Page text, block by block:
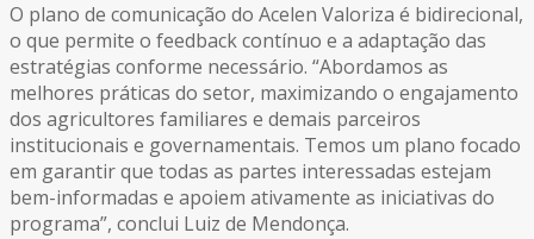
O plano de comunicação do Acelen Valoriza é bidirecional,
o que permite o feedback contínuo e a adaptação das
estratégias conforme necessário. “Abordamos as
melhores práticas do setor, maximizando o engajamento
dos agricultores familiares e demais parceiros
institucionais e governamentais. Temos um plano focado
em garantir que todas as partes interessadas estejam
bem-informadas e apoiem ativamente as iniciativas do
programa”, conclui Luiz de Mendonça.